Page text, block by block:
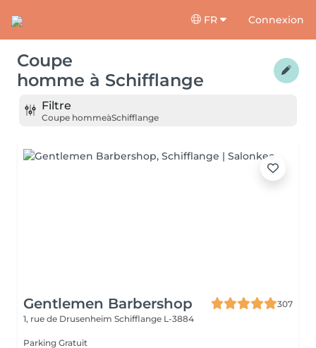
FR Connexion
Coupe
homme à Schifflange
Filtre
Coupe hommeàSchifflange
Gentlemen Barbershop
307
1, rue de Drusenheim Schifflange L-3884
Parking Gratuit